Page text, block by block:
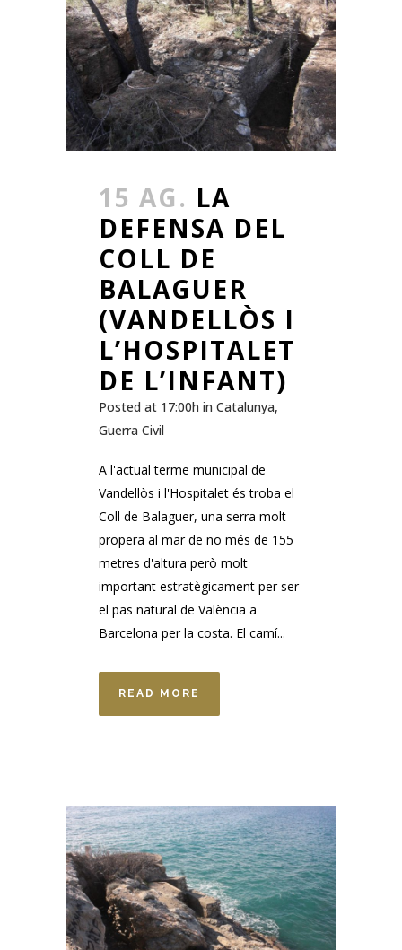
15 AG. LA
DEFENSA DEL
COLL DE
BALAGUER
(VANDELLÒS I
L’HOSPITALET
DE L’INFANT)
Posted at 17:00h in Catalunya,
Guerra Civil
A l'actual terme municipal de
Vandellòs i l'Hospitalet és troba el
Coll de Balaguer, una serra molt
propera al mar de no més de 155
metres d'altura però molt
important estratègicament per ser
el pas natural de València a
Barcelona per la costa. El camí...
READ MORE